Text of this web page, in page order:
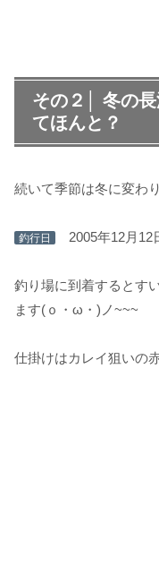
その２│ 冬の
てほんと？
続いて季節は冬に変わ
釣行日 2005年12月12
釣り場に到着するとす
ます(ｏ・ω・)ノ~~~
仕掛けはカレイ狙いの